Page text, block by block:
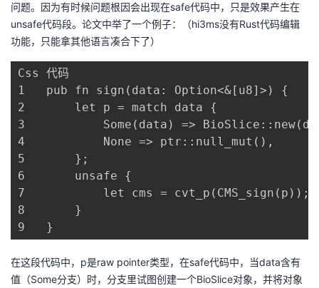
问题。因为有时候问题根因会出现在safe代码中，只是效果产生在
unsafe代码段。论文中举了一个例子：（hi3ms没有Rust代码编辑
功能，只能拿其他语言凑合下了）
Css 代码
1	pub fn sign(data: Option<&[u8]>) {
2	    let p = match data {
3	        Some(data) => BioSlice::new(data).as_ptr(),
4	        None => ptr::null_mut(),
5	    };
6	    unsafe {
7	        let cms = cvt_p(CMS_sign(p));
8	    }
9	}
在这段代码中，p是raw pointer类型，在safe代码中，当data含有
值（Some分支）时，分支里试图创建一个BioSlice对象，并将对象